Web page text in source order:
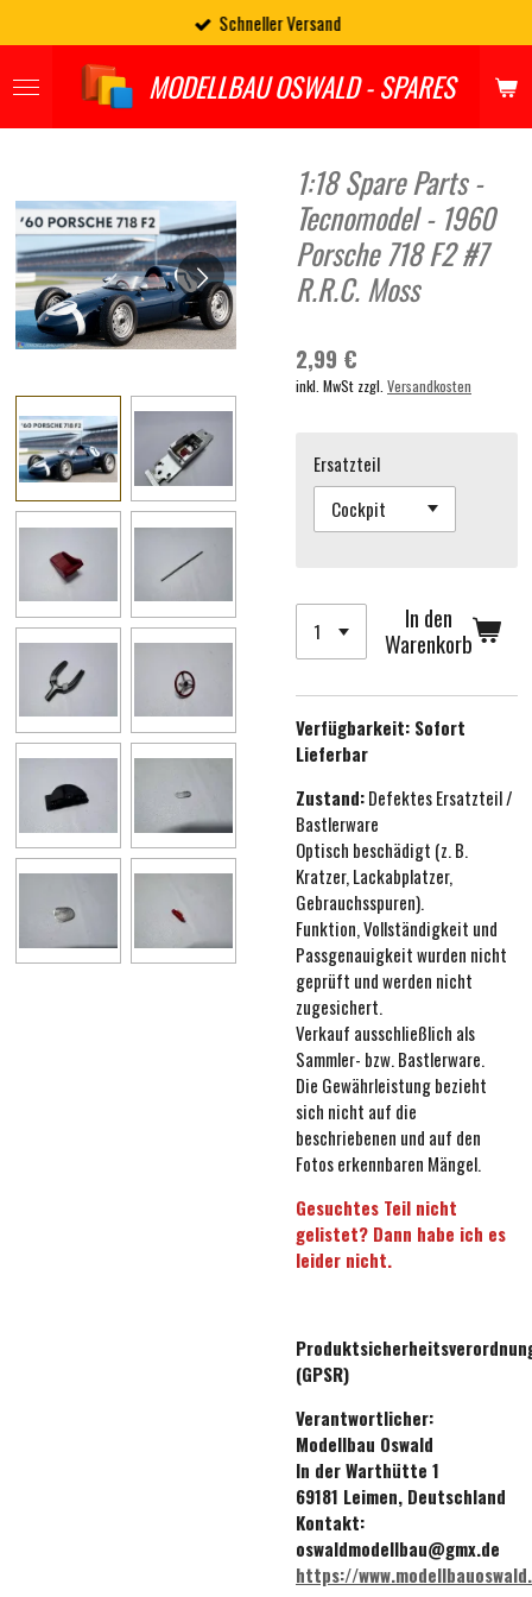
Hauptinhalt
springen
MODELLBAU OSWALD - SPARES
Schneller Versand
1:18 Spare Parts -
Tecnomodel - 1960
Porsche 718 F2 #7
R.R.C. Moss
2,99 €
inkl. MwSt zzgl. Versandkosten
Ersatzteil
In den
Warenkorb
Verfügbarkeit: Sofort
Lieferbar
Zustand:Defektes Ersatzteil /
Bastlerware
Optisch beschädigt (z. B.
Kratzer, Lackabplatzer,
Gebrauchsspuren).
Funktion, Vollständigkeit und
Passgenauigkeit wurden nicht
geprüft und werden nicht
zugesichert.
Verkauf ausschließlich als
Sammler- bzw. Bastlerware.
Die Gewährleistung bezieht
sich nicht auf die
beschriebenen und auf den
Fotos erkennbaren Mängel.
Gesuchtes Teil nicht
gelistet? Dann habe ich es
leider nicht.
(GPSR)
Verantwortlicher:
Modellbau Oswald
In der Warthütte 1
69181 Leimen, Deutschland
Kontakt:
oswaldmodellbau@gmx.de
https://